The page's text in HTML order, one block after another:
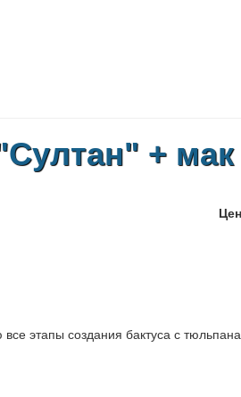
+ мак
этапы создания бактуса с